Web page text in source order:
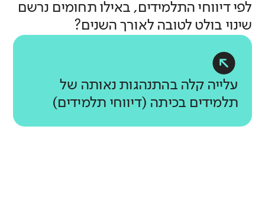
לפי דיווחי התלמידים, באילו תחומים נרשם
שינוי בולט לטובה לאורך השנים?
עלייה קלה בהתנהגות נאותה של
תלמידים בכיתה (דיווחי תלמידים)